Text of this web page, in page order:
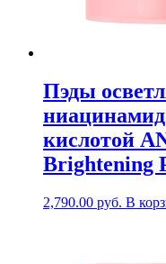
Пэды
кислотой
Brightening
2,790.00 руб. В